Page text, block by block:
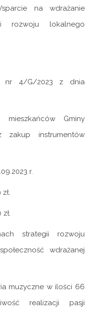
na wdrażanie
rozwoju lokalnego
nr 4/G/2023 z dnia
Gminy
zakup instrumentów
r.
strategii rozwoju
wdrażanej
muzyczne w ilości 66
realizacji pasji